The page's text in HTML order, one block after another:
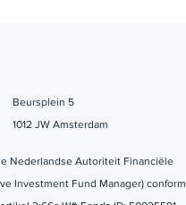
Beursplein 5
1012 JW Amsterdam
Nederlandse Autoriteit Financiële
Investment Fund Manager) conform